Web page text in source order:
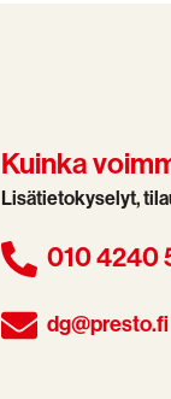
Kuinka
Lisätietokyselyt,
010 4240
dg@presto.fi